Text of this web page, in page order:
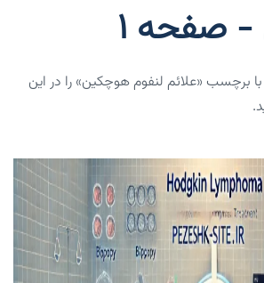
صفحه 1
برچسب «علائم لنفوم هوچکین» را در این